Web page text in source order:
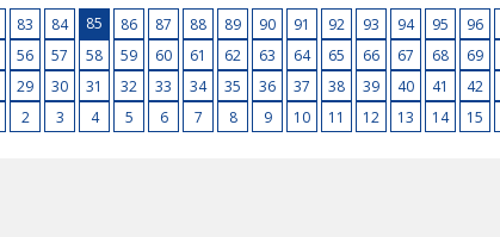
96
95
94
93
92
91
90
89
88
87
86
85
84
83
69
68
67
66
65
64
63
62
61
60
59
58
57
56
42
41
40
39
38
37
36
35
34
33
32
31
30
29
15
14
13
12
11
10
9
8
7
6
5
4
3
2